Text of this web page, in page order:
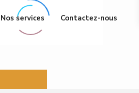
Nos services Contactez-nous